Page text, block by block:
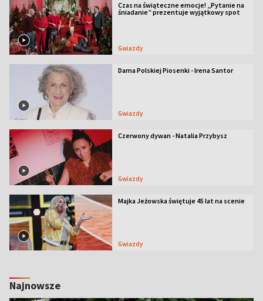
Czas na świąteczne emocje! „Pytanie na
śniadanie” prezentuje wyjątkowy spot
Gwiazdy
Dama Polskiej Piosenki - Irena Santor
Gwiazdy
Czerwony dywan - Natalia Przybysz
Gwiazdy
Majka Jeżowska świętuje 45 lat na scenie
Gwiazdy
Najnowsze